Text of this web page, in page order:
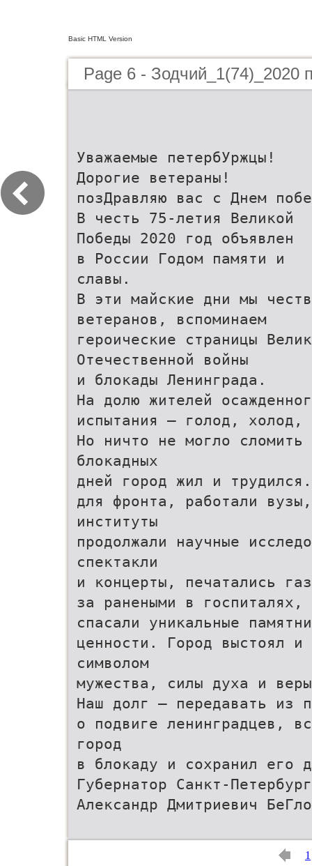
Basic HTML Version
Page 6 - Зодчий_1(74)_2020
Уважаемые петербУржцы!
Дорогие ветераны!
позДравляю вас с Днем
В честь 75-летия Великой
Победы 2020 год объявлен
в России Годом памяти и
славы.
В эти майские дни мы
ветеранов, вспоминаем
героические страницы
Отечественной войны
и блокады Ленинграда.
На долю жителей
испытания – голод, холод,
Но ничто не могло
блокадных
дней город жил и
для фронта, работали
институты
продолжали научные
спектакли
и концерты, печатались
за ранеными в госпиталях,
спасали уникальные
ценности. Город выстоял
символом
мужества, силы духа и
Наш долг – передавать из
о подвиге ленинградцев,
город
в блокаду и сохранил его
Губернатор Санкт-
Александр Дмитриевич
1